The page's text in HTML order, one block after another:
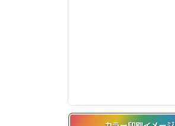
印刷イメージを表示しています。